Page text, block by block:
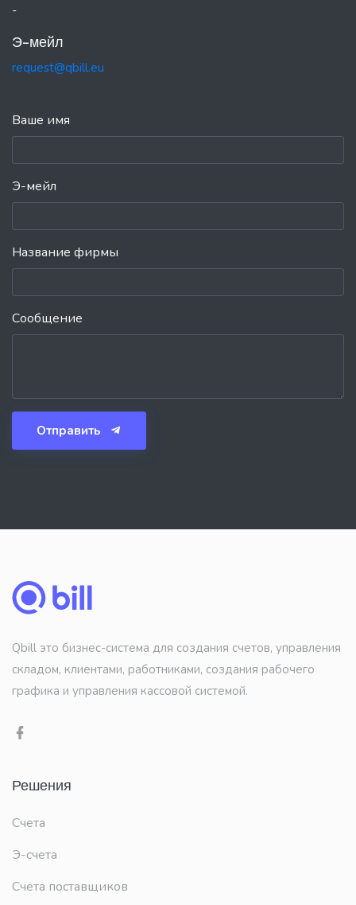
-
Э-мейл
request@qbill.eu
Ваше имя
Э-мейл
Название фирмы
Сообщение
Отправить
Qbill это бизнес-система для создания счетов, управления
складом, клиентами, работниками, создания рабочего
графика и управления кассовой системой.
Решения
Счета
Э-счета
Счета поставщиков